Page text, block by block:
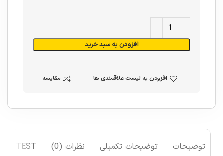
افزودن به سبد خرید
افزودن به لیست علاقمندی ها مقایسه
توضیحات توضیحات تکمیلی نظرات (0) TEST